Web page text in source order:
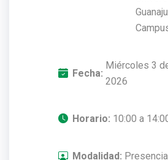
Fecha:
Miércoles 3
2026
Horario: 10:00 a
Modalidad: